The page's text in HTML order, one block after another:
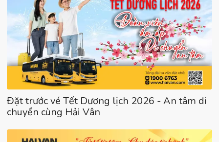
Đặt trước vé Tết Dương lịch 2026 - An tâm di
chuyển cùng Hải Vân